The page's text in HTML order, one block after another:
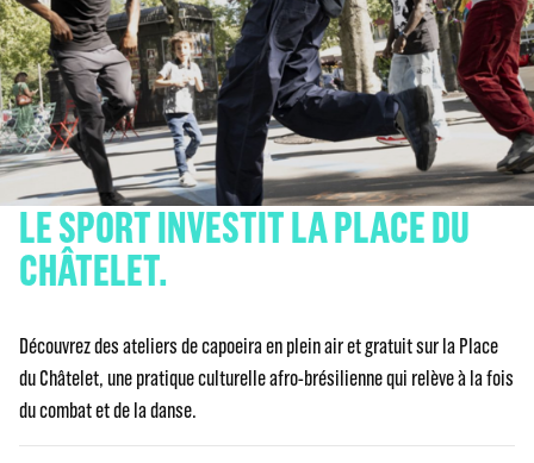
LE SPORT INVESTIT LA PLACE DU
CHÂTELET.
Découvrez des ateliers de capoeira en plein air et gratuit sur la Place
du Châtelet, une pratique culturelle afro-brésilienne qui relève à la fois
du combat et de la danse.